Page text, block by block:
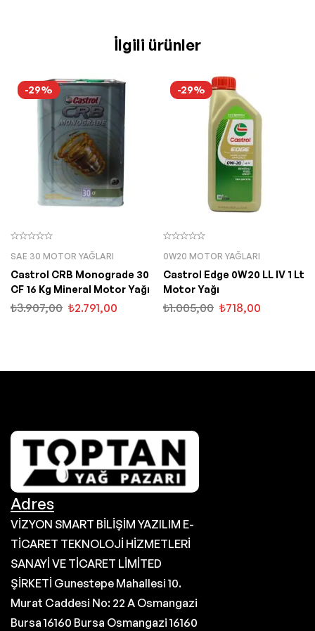
İlgili ürünler
-29%
SAE 30 MOTOR YAĞLARI
Castrol CRB Monograde 30
CF 16 Kg Mineral Motor Yağı
₺3.907,00 ₺2.791,00
-29%
0W20 MOTOR YAĞLARI
Castrol Edge 0W20 LL IV 1 Lt
Motor Yağı
₺1.005,00 ₺718,00
Adres
VİZYON SMART BİLİŞİM YAZILIM E-
TİCARET TEKNOLOJİ HİZMETLERİ
SANAYİ VE TİCARET LİMİTED
ŞİRKETİ Gunestepe Mahallesi 10.
Murat Caddesi No: 22 A Osmangazi
Bursa 16160 Bursa Osmangazi 16160